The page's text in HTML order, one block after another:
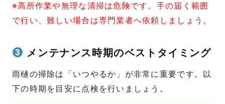
※高所作業や無理な清掃は危険です。手の届く範囲
で行い、難しい場合は専門業者へ依頼しましょう。
メンテナンス時期のベストタイミング
雨樋の掃除は「いつやるか」が非常に重要です。以
下の時期を目安に点検を行いましょう。